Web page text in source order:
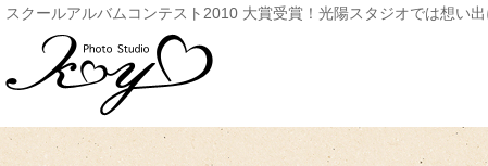
スクールアルバムコンテスト2010 大賞受賞！光陽スタジオでは想い